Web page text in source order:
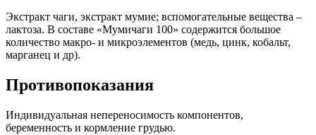
Экстракт чаги, экстракт мумие; вспомогательные вещества –
лактоза. В составе «Мумичаги 100» содержится большое
количество макро- и микроэлементов (медь, цинк, кобальт,
марганец и др).
Противопоказания
Индивидуальная непереносимость компонентов,
беременность и кормление грудью.